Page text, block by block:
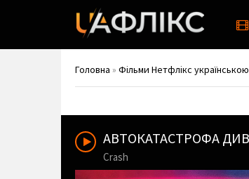
Головна » Фільми Нетфлікс українською
АВТОКАТАСТРОФА
Crash